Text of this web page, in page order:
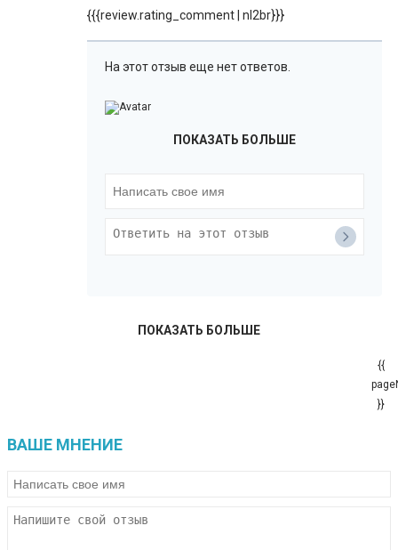
{{{review.rating_comment | nl2br}}}
На этот отзыв еще нет ответов.
ПОКАЗАТЬ БОЛЬШЕ
ПОКАЗАТЬ БОЛЬШЕ
{{
}}
ВАШЕ МНЕНИЕ